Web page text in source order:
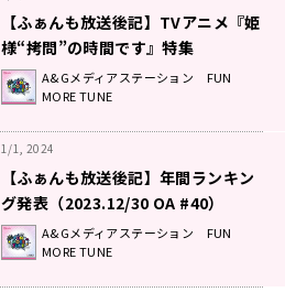
【ふぁんも放送後記】TVアニメ『姫
様“拷問”の時間です』特集
（2024.1/6 OA #41）
A&Gメディアステーション FUN
MORE TUNE
1/1, 2024
【ふぁんも放送後記】年間ランキン
グ発表（2023.12/30 OA #40）
A&Gメディアステーション FUN
MORE TUNE